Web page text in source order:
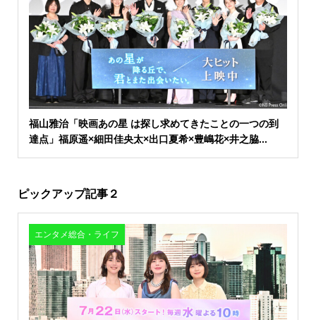
福山雅治「映画あの星 は探し求めてきたことの一つの到
達点」福原遥×細田佳央太×出口夏希×豊嶋花×井之脇...
ピックアップ記事２
エンタメ総合・ライフ